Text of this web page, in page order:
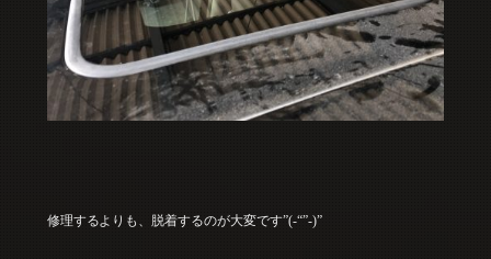
修理するよりも、脱着するのが大変です”(-“”-)”